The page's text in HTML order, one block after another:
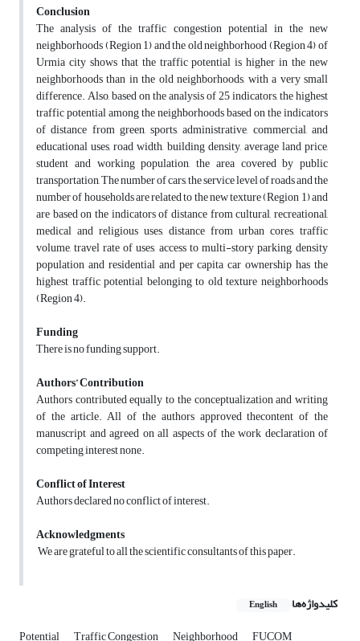
Conclusion
The analysis of the traffic congestion potential in the new
neighborhoods (Region 1) and the old neighborhood (Region 4) of
Urmia city shows that the traffic potential is higher in the new
neighborhoods than in the old neighborhoods, with a very small
difference. Also, based on the analysis of 25 indicators, the highest
traffic potential among the neighborhoods based on the indicators
of distance from green, sports, administrative, commercial, and
educational uses, road width, building density, average land price,
student and working population, the area covered by public
transportation, The number of cars, the service level of roads and the
number of households are related to the new texture (Region 1) and
are based on the indicators of distance from cultural, recreational,
medical and religious uses, distance from urban cores, traffic
volume, travel rate of uses, access to multi-story parking, density
population and residential and per capita car ownership has the
highest traffic potential belonging to old texture neighborhoods
(Region 4).
Funding
There is no funding support.
Authors’ Contribution
Authors contributed equally to the conceptualization and writing
of the article. All of the authors approved thecontent of the
manuscript and agreed on all aspects of the work declaration of
competing interest none.
Conflict of Interest
Authors declared no conflict of interest.
Acknowledgments
We are grateful to all the scientific consultants of this paper.
کلیدواژه‌ها English